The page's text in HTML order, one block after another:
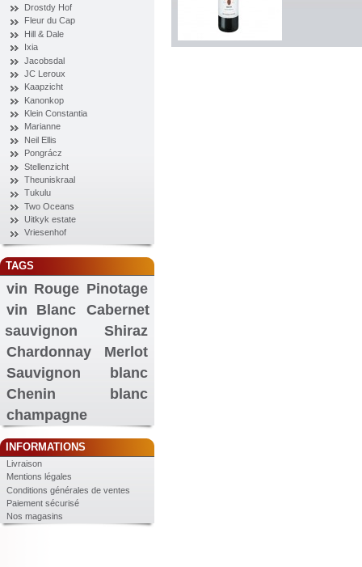
Drostdy Hof
Fleur du Cap
Hill & Dale
Ixia
Jacobsdal
JC Leroux
Kaapzicht
Kanonkop
Klein Constantia
Marianne
Neil Ellis
Pongrácz
Stellenzicht
Theuniskraal
Tukulu
Two Oceans
Uitkyk estate
Vriesenhof
TAGS
vin Rouge Pinotage
vin Blanc
Cabernet
sauvignon
Shiraz
Chardonnay
Merlot
Sauvignon blanc
Chenin blanc
champagne
INFORMATIONS
Livraison
Mentions légales
Conditions générales de ventes
Paiement sécurisé
Nos magasins